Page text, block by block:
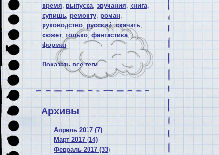
время, выпуска, звучания, книга,
купишь, ремонту, роман,
руководство, русский,скачать,
сюжет, только, фантастика,
формат
Показать все теги
Архивы
Апрель 2017 (7)
Март 2017 (14)
Февраль 2017 (33)